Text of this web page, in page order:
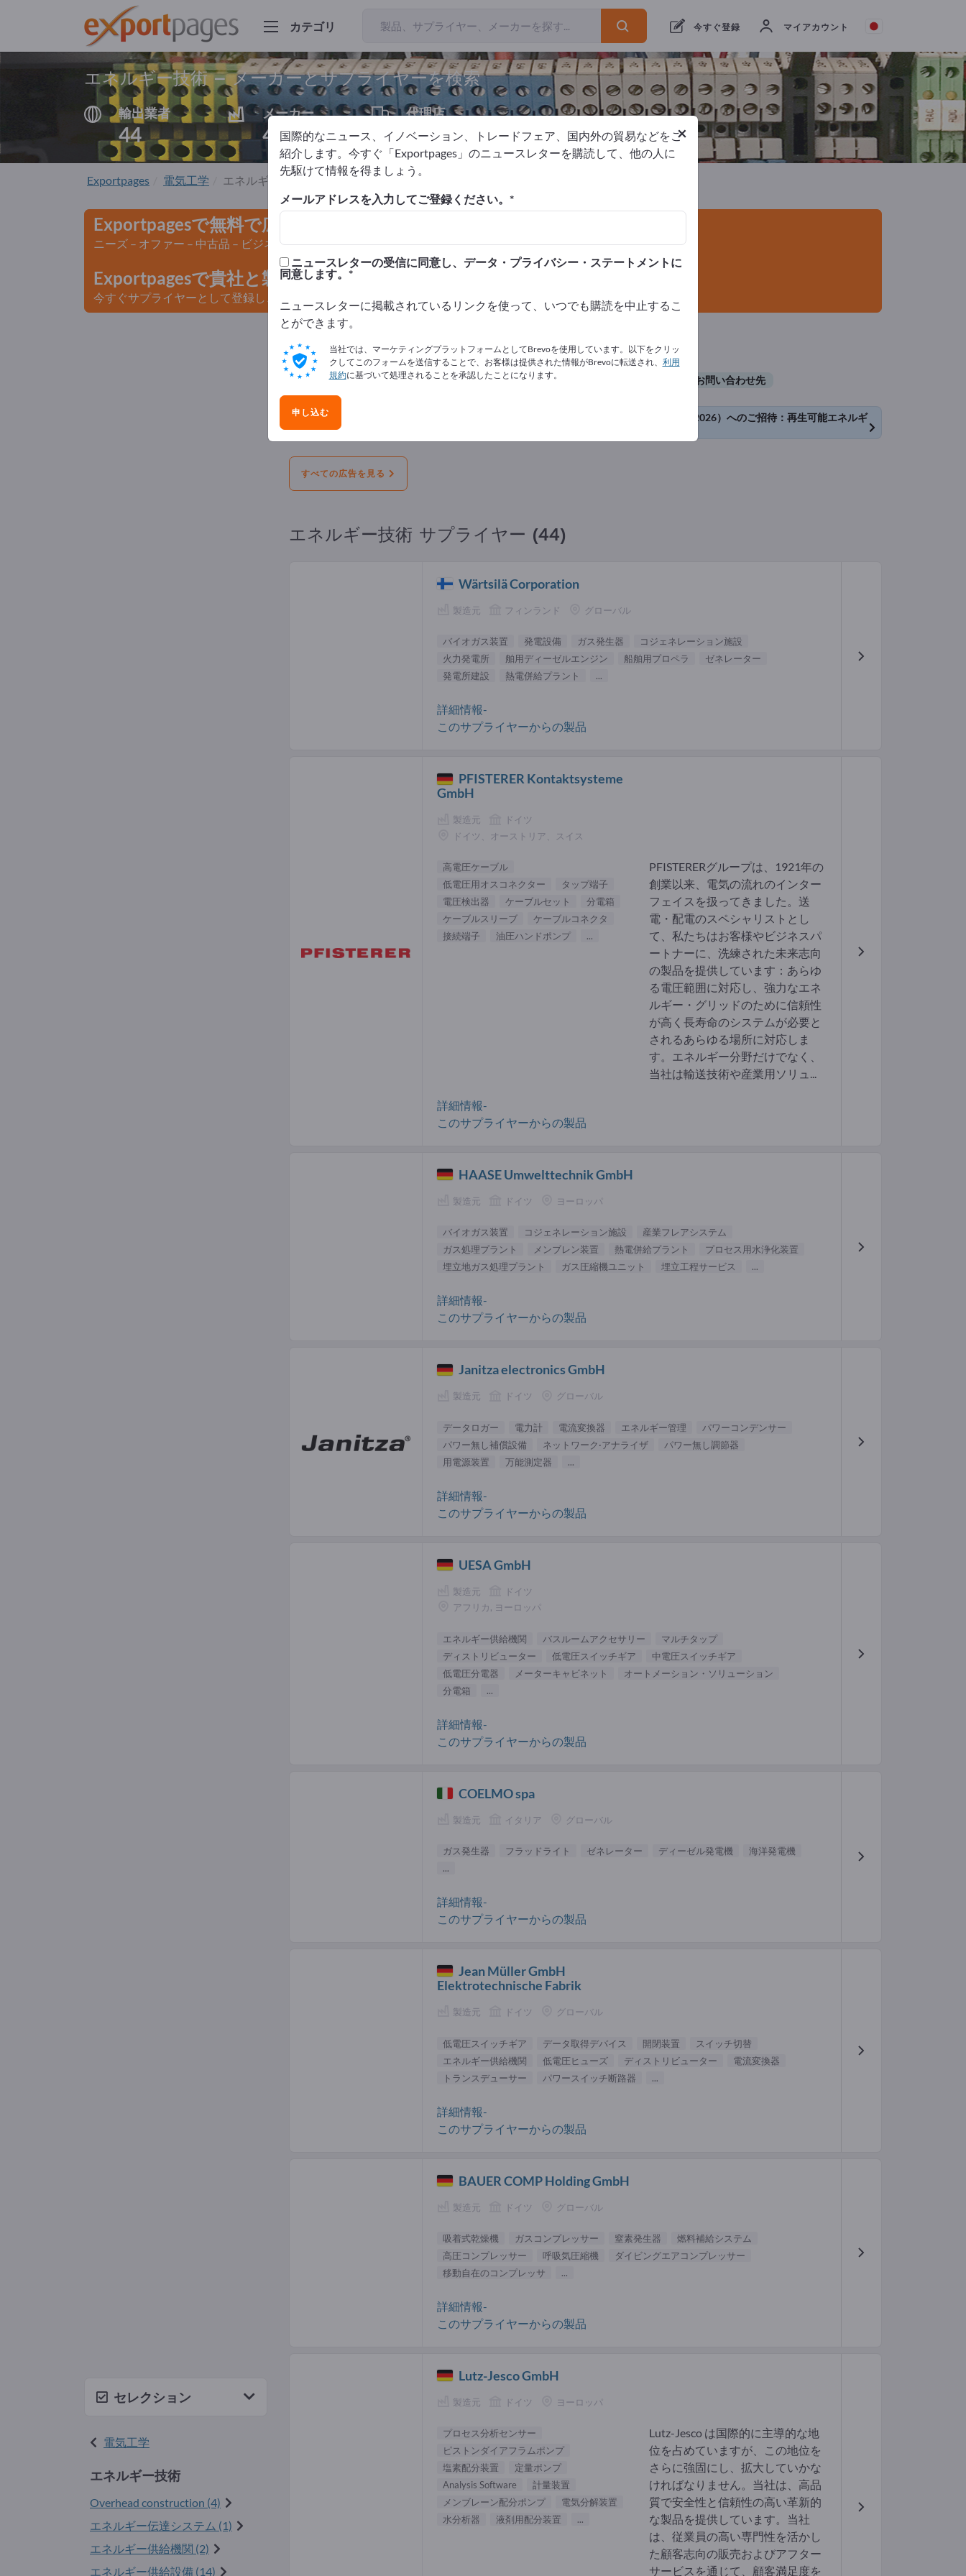
カテゴリ 今すぐ登録 マイアカウント
エネルギー技術 – メーカーとサプライヤーを検索
輸出業者
44
メーカー
43
代理店
1
輸出業者 メーカー 43 代理店
Exportpages 電気工学 エネルギー技術
Exportpagesで無料で広告を掲載！
ニーズ – オファー – 中古品 – ビジネスコンタクト >> ここから始める
Exportpagesで貴社と製品を掲載しましょう。
今すぐサプライヤーとして登録し、認知度を高めましょう>> こちらから掲載
セレクション
電気工学
エネルギー技術
Overhead construction (4)
エネルギー伝達システム (1)
エネルギー供給機関 (2)
エネルギー供給設備 (14)
広告
選択: オファー 必要な 使用済み お問い合わせ先
オファー
太陽光発電・エネルギー貯蔵世界博覧会2026（PV広州2026）へのご招待：再生可能エネルギ
すべての広告を見る
エネルギー技術 サプライヤー (44)
Wärtsilä Corporation
製造元 フィンランド グローバル
バイオガス装置 発電設備 ガス発生器
コジェネレーション施設
火力発電所
舶用ディーゼルエンジン 船舶用プロペラ
ゼネレーター
発電所建設
熱電併給プラント ...
詳細情報-
このサプライヤーからの製品
PFISTERER Kontaktsysteme
GmbH
製造元
ドイツ
ドイツ、オーストリア、スイス
高電圧ケーブル
低電圧用オスコネクター
タップ端子
電圧検出器
ケーブルセット
分電箱
ケーブルスリーブ
ケーブルコネクタ
接続端子
油圧ハンドポンプ ...
PFISTERERグループは、1921年の
創業以来、電気の流れのインター
フェイスを扱ってきました。送
電・配電のスペシャリストとし
て、私たちはお客様やビジネスパ
ートナーに、洗練された未来志向
の製品を提供しています：あらゆ
る電圧範囲に対応し、強力なエネ
ルギー・グリッドのために信頼性
が高く長寿命のシステムが必要と
されるあらゆる場所に対応しま
す。エネルギー分野だけでなく、
当社は輸送技術や産業用ソリュ...
詳細情報-
このサプライヤーからの製品
HAASE Umwelttechnik GmbH
製造元 ドイツ ヨーロッパ
バイオガス装置 コジェネレーション施設
産業フレアシステム
ガス処理プラント
メンブレン装置 熱電併給プラント
プロセス用水浄化装置
埋立地ガス処理プラント
ガス圧縮機ユニット 埋立工程サービス ...
詳細情報-
このサプライヤーからの製品
Janitza electronics GmbH
製造元 ドイツ グローバル
データロガー 電力計 電流変換器 エネルギー管理
パワーコンデンサー
パワー無し補償設備
ネットワーク·アナライザ
パワー無し調節器
用電源装置
万能測定器 ...
詳細情報-
このサプライヤーからの製品
UESA GmbH
製造元
ドイツ
アフリカ, ヨーロッパ
エネルギー供給機関 バスルームアクセサリー
マルチタップ
ディストリビューター
低電圧スイッチギア
中電圧スイッチギア
低電圧分電器
メーターキャビネット
オートメーション・ソリューション
分電箱
...
詳細情報-
このサプライヤーからの製品
COELMO spa
製造元 イタリア グローバル
ガス発生器 フラッドライト ゼネレーター ディーゼル発電機
海洋発電機
...
詳細情報-
このサプライヤーからの製品
Jean Müller GmbH
Elektrotechnische Fabrik
製造元 ドイツ グローバル
低電圧スイッチギア データ取得デバイス 開閉装置
スイッチ切替
エネルギー供給機関
低電圧ヒューズ ディストリビューター
電流変換器
トランスデューサー
パワースイッチ断路器 ...
詳細情報-
このサプライヤーからの製品
BAUER COMP Holding GmbH
製造元 ドイツ グローバル
吸着式乾燥機 ガスコンプレッサー 窒素発生器
燃料補給システム
高圧コンプレッサー
呼吸気圧縮機
ダイビングエアコンプレッサー
移動自在のコンプレッサ
...
詳細情報-
このサプライヤーからの製品
Lutz-Jesco GmbH
製造元 ドイツ ヨーロッパ
プロセス分析センサー
ピストンダイアフラムポンプ
塩素配分装置
定量ポンプ
Analysis Software
計量装置
メンブレーン配分ポンプ
電気分解装置
水分析器
液剤用配分装置 ...
Lutz-Jesco は国際的に主導的な地
位を占めていますが、この地位を
さらに強固にし、拡大していかな
ければなりません。当社は、高品
質で安全性と信頼性の高い革新的
な製品を提供しています。当社
は、従業員の高い専門性を活かし
た顧客志向の販売およびアフター
サービスを通じて、顧客満足度を
×
国際的なニュース、イノベーション、トレードフェア、国内外の貿易などをご
紹介します。今すぐ「Exportpages」のニュースレターを購読して、他の人に
先駆けて情報を得ましょう。
メールアドレスを入力してご登録ください。
ニュースレターの受信に同意し、データ・プライバシー・ステートメントに
同意します。
ニュースレターに掲載されているリンクを使って、いつでも購読を中止するこ
とができます。
当社では、マーケティングプラットフォームとしてBrevoを使用しています。以下をクリッ
クしてこのフォームを送信することで、お客様は提供された情報がBrevoに転送され、 利用
規約に基づいて処理されることを承認したことになります。
申し込む